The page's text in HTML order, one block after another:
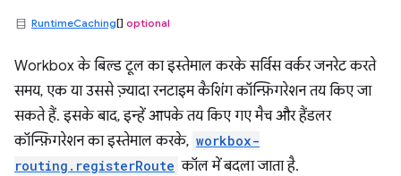
RuntimeCaching[] optional
Workbox के बिल्ड टूल का इस्तेमाल करके सर्विस वर्कर जनरेट करते
समय, एक या उससे ज़्यादा रनटाइम कैशिंग कॉन्फ़िगरेशन तय किए जा
सकते हैं. इसके बाद, इन्हें आपके तय किए गए मैच और हैंडलर
कॉन्फ़िगरेशन का इस्तेमाल करके, workbox-
routing.registerRoute कॉल में बदला जाता है.